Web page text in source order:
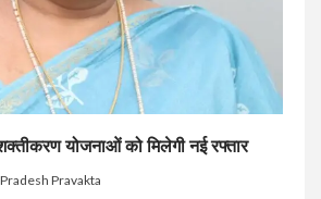
योजनाओं को मिलेगी नई रफ्तार
Pradesh Pravakta